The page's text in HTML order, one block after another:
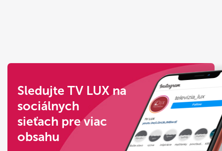
Sledujte TV LUX na
sociálnych
sieťach pre viac
obsahu